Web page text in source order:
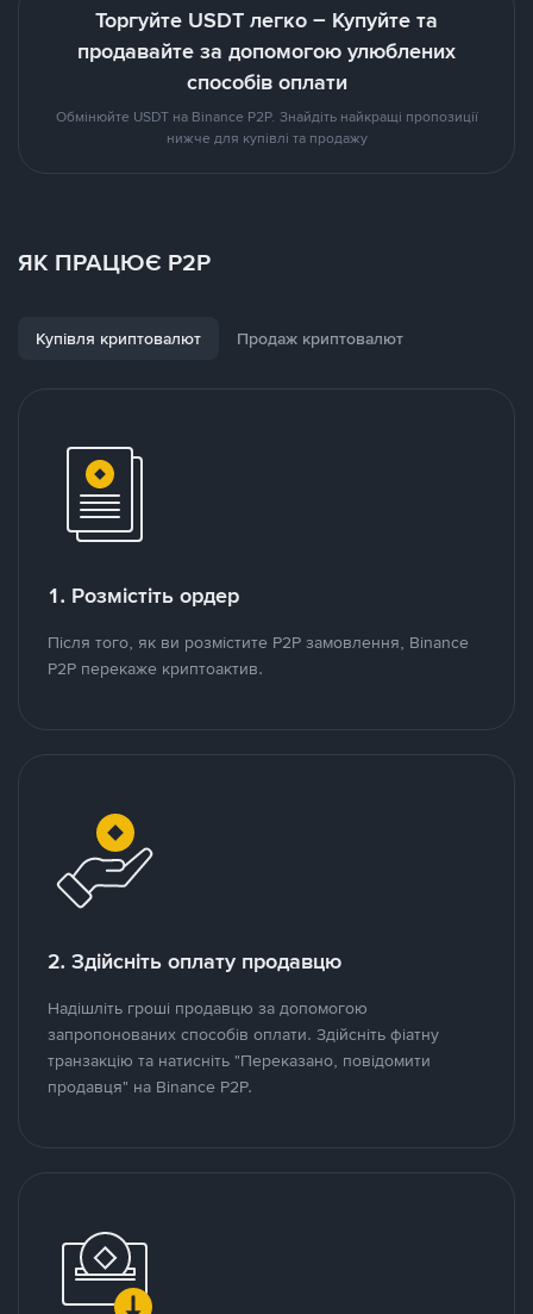
Торгуйте USDT легко – Купуйте та
продавайте за допомогою улюблених
способів оплати
Обмінюйте USDT на Binance P2P. Знайдіть найкращі пропозиції
нижче для купівлі та продажу
ЯК ПРАЦЮЄ P2P
Купівля криптовалют Продаж криптовалют
1. Розмістіть ордер
Після того, як ви розмістите P2P замовлення, Binance
P2P перекаже криптоактив.
2. Здійсніть оплату продавцю
Надішліть гроші продавцю за допомогою
запропонованих способів оплати. Здійсніть фіатну
транзакцію та натисніть "Переказано, повідомити
продавця" на Binance P2P.